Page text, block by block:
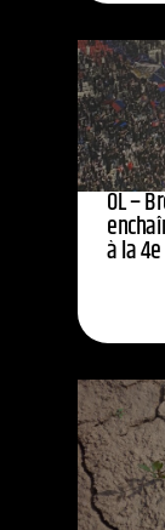
OL –
à la